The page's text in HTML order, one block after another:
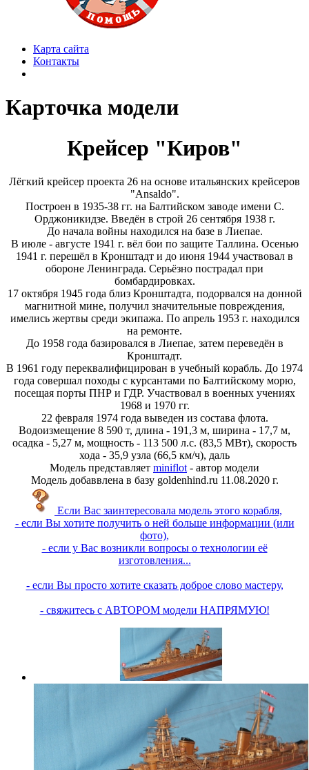
Карта сайта
Контакты
Карточка модели
Крейсер "Киров"
Лёгкий крейсер проекта 26 на основе итальянских крейсеров
"Ansaldo".
Построен в 1935-38 гг. на Балтийском заводе имени С.
Орджоникидзе. Введён в строй 26 сентября 1938 г.
До начала войны находился на базе в Лиепае.
В июле - августе 1941 г. вёл бои по защите Таллина. Осенью
1941 г. перешёл в Кронштадт и до июня 1944 участвовал в
обороне Ленинграда. Серьёзно пострадал при
бомбардировках.
17 октября 1945 года близ Кронштадта, подорвался на донной
магнитной мине, получил значительные повреждения,
имелись жертвы среди экипажа. По апрель 1953 г. находился
на ремонте.
До 1958 года базировался в Лиепае, затем переведён в
Кронштадт.
В 1961 году переквалифицирован в учебный корабль. До 1974
года совершал походы с курсантами по Балтийскому морю,
посещая порты ПНР и ГДР. Участвовал в военных учениях
1968 и 1970 гг.
22 февраля 1974 года выведен из состава флота.
Водоизмещение 8 590 т, длина - 191,3 м, ширина - 17,7 м,
осадка - 5,27 м, мощность - 113 500 л.с. (83,5 МВт), скорость
хода - 35,9 узла (66,5 км/ч), даль
Модель представляет miniflot - автор модели
Модель добаввлена в базу goldenhind.ru 11.08.2020 г.
Если Вас заинтересовала модель этого корабля,
- если Вы хотите получить о ней больше информации (или
фото),
- если у Вас возникли вопросы о технологии её
изготовления...
- если Вы просто хотите сказать доброе слово мастеру,
- свяжитесь с АВТОРОМ модели НАПРЯМУЮ!